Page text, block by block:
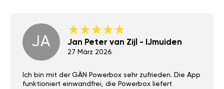
JA Jan Peter van Zijl - IJmuiden
27 März 2026
Ich bin mit der GÄN Powerbox sehr zufrieden. Die App
funktioniert einwandfrei, die Powerbox liefert